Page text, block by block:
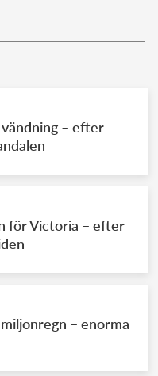
– efter
för Victoria – efter
– enorma